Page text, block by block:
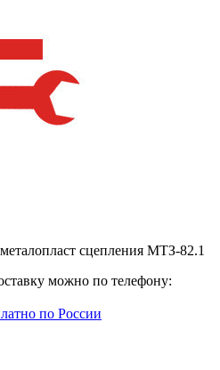
сцепления МТЗ-82.1
можно по телефону:
по России